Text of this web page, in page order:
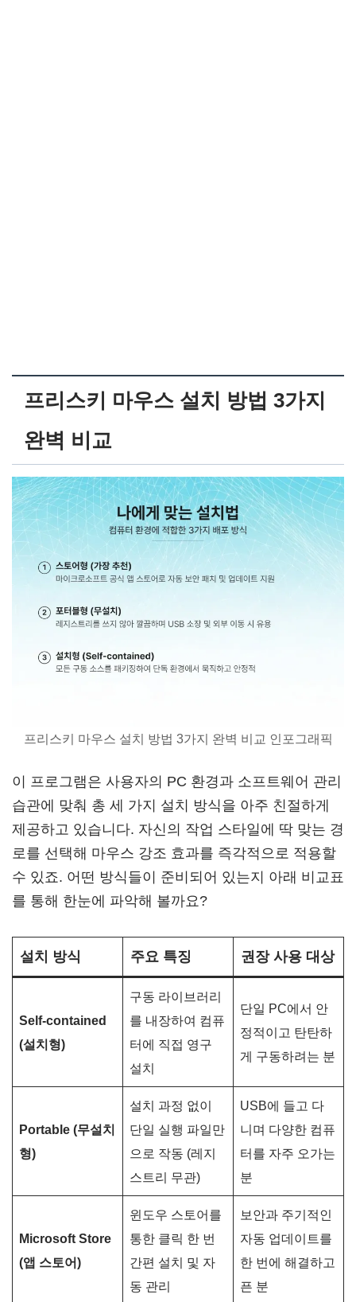
프리스키 마우스 설치 방법 3가지
완벽 비교
프리스키 마우스 설치 방법 3가지 완벽 비교 인포그래픽
이 프로그램은 사용자의 PC 환경과 소프트웨어 관리
습관에 맞춰 총 세 가지 설치 방식을 아주 친절하게
제공하고 있습니다. 자신의 작업 스타일에 딱 맞는 경
로를 선택해 마우스 강조 효과를 즉각적으로 적용할
수 있죠. 어떤 방식들이 준비되어 있는지 아래 비교표
를 통해 한눈에 파악해 볼까요?
설치 방식 주요 특징 권장 사용 대상
Self-contained
(설치형)
구동 라이브러리
를 내장하여 컴퓨
터에 직접 영구
설치
단일 PC에서 안
정적이고 탄탄하
게 구동하려는 분
Portable (무설치
형)
설치 과정 없이
단일 실행 파일만
으로 작동 (레지
스트리 무관)
USB에 들고 다
니며 다양한 컴퓨
터를 자주 오가는
분
Microsoft Store
(앱 스토어)
윈도우 스토어를
통한 클릭 한 번
간편 설치 및 자
동 관리
보안과 주기적인
자동 업데이트를
한 번에 해결하고
픈 분